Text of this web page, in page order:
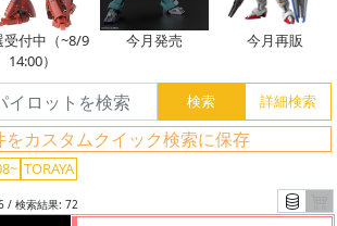
受付中（~8/9
14:00）
今月発売 今月再販
をカスタムクイック検索に保存
TORAYA
/ 検索結果: 72